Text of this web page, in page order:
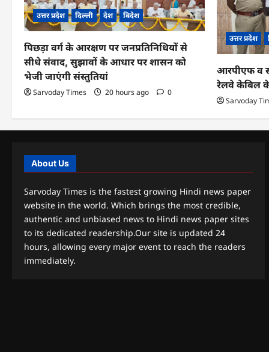
उत्तर प्रदेश दिल्ली देश विदेश
पिछड़ा वर्ग के आरक्षण पर जनप्रतिनिधियों से
सीधे संवाद, सुझावों के आधार पर शासन को
भेजी जाएंगी संस्तुतियां
Sarvoday Times 20 hours ago 0
उत्तर प्रदेश
आरपीएफ व
रेलवे केबिल
Sarvoday
About Us
Sarvoday Times is the fastest growing Hindi news paper
website in the world. Which brings the most credible,
authentic and unbiased news to Hindi news paper sites
to its dedicated readership.Our site is updated 24
hours, allowing every major event to reach the readers
immediately.